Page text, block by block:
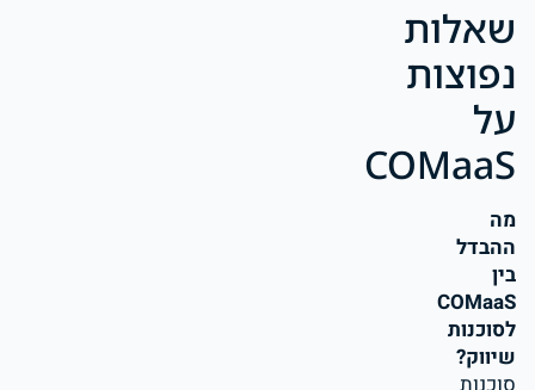
שאלות
נפוצות
על
COMaaS
מה
ההבדל
בין
COMaaS
לסוכנות
שיווק?